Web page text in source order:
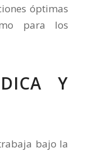
óptimas
para los
Y
bajo la